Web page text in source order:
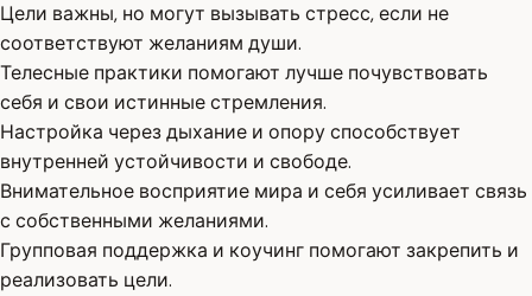
Цели важны, но могут вызывать стресс, если не
соответствуют желаниям души.
Телесные практики помогают лучше почувствовать
себя и свои истинные стремления.
Настройка через дыхание и опору способствует
внутренней устойчивости и свободе.
Внимательное восприятие мира и себя усиливает связь
с собственными желаниями.
Групповая поддержка и коучинг помогают закрепить и
реализовать цели.